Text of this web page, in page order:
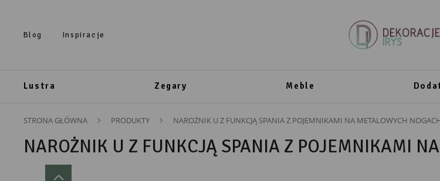
Blog Inspiracje
Lustra Zegary Meble
STRONA GŁÓWNA PRODUKTY NAROŻNIK U Z FUNKCJĄ SPANIA Z POJEMNIKAMI NA METALOWYCH
NAROŻNIK U Z FUNKCJĄ SPANIA Z POJEMNIKAMI